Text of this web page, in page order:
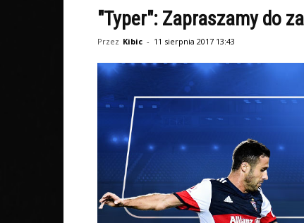
"Typer": Zapraszamy do
Przez Kibic - 11 sierpnia 2017 13:43